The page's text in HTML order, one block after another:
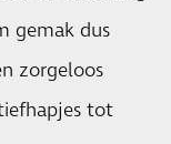
gemak dus
zorgeloos
tot